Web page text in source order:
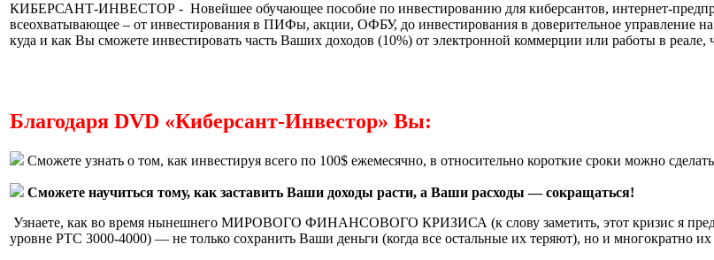
КИБЕРСАНТ-ИНВЕСТОР - Новейшее обучающее пособие по инвестированию для киберсантов, интернет-
всеохватывающее – от инвестирования в ПИФы, акции, ОФБУ, до инвестирования в доверительное
куда и как Вы сможете инвестировать часть Ваших доходов (10%) от электронной коммерции или работы в реале,
Благодаря DVD «Киберсант-Инвестор» Вы:
Сможете узнать о том, как инвестируя всего по 100$ ежемесячно, в относительно короткие сроки можно
Сможете научиться тому, как заставить Ваши доходы расти, а Ваши расходы — сокращаться!
Узнаете, как во время нынешнего МИРОВОГО ФИНАНСОВОГО КРИЗИСА (к слову заметить, этот кризис я
уровне РТС 3000-4000) — не только сохранить Ваши деньги (когда все остальные их теряют), но и многократно